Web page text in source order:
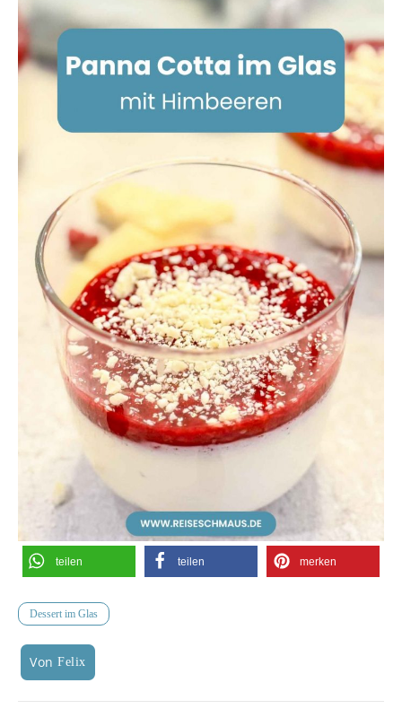
teilen teilen merken
Dessert im Glas
Von Felix